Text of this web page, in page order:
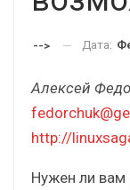
--> Дата:
Алексей
http://
Нужен ли